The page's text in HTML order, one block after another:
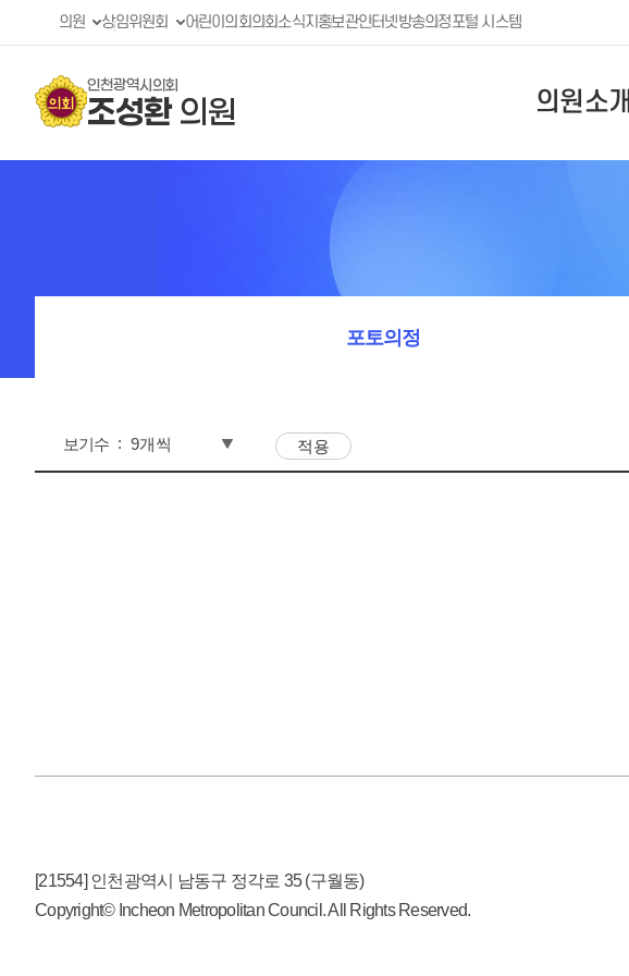
의원 상임위원회 어린이의회의회소식지 홍보관인터넷방송의정포털 시스템
인천광역시의회
조성환의원 의원소개
포토의정
보기수
[21554] 인천광역시 남동구 정각로 35 (구월동)
Copyright© Incheon Metropolitan Council. All Rights Reserved.